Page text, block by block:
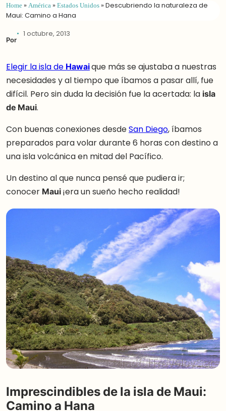
Home »América »Estados Unidos »Descubriendo la naturaleza de
Maui: Camino a Hana
Por
1 octubre, 2013
Elegir la isla de Hawaique más se ajustaba a nuestras
necesidades y al tiempo que íbamos a pasar allí, fue
difícil. Pero sin duda la decisión fue la acertada: la isla
de Maui.
Con buenas conexiones desdeSan Diego, íbamos
preparados para volar durante 6 horas con destino a
una isla volcánica en mitad del Pacífico.
Un destino al que nunca pensé que pudiera ir;
conocer Maui¡era un sueño hecho realidad!
Imprescindibles de la isla de Maui:
Camino a Hana